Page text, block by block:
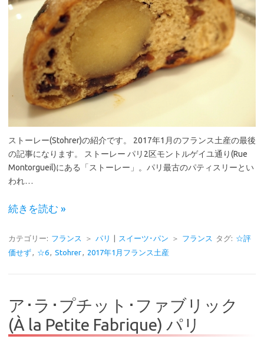
ストーレー(Stohrer)の紹介です。 2017年1月のフランス土産の最後
の記事になります。 ストーレー パリ2区モントルゲイユ通り(Rue
Montorgueil)にある「ストーレー」。パリ最古のパティスリーとい
われ…
続きを読む »
カテゴリー: フランス ＞ パリ | スイーツ･パン ＞ フランス タグ: ☆評
価せず
☆6 Stohrer 2017年1月フランス土産
ア･ラ･プチット･ファブリック
(À la Petite Fabrique) パリ